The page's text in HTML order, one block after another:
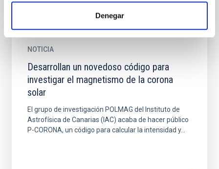
Denegar
NOTICIA
Desarrollan un novedoso código para
investigar el magnetismo de la corona
solar
El grupo de investigación POLMAG del Instituto de
Astrofísica de Canarias (IAC) acaba de hacer público
P-CORONA, un código para calcular la intensidad y...